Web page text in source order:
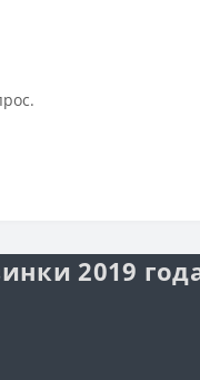
2019